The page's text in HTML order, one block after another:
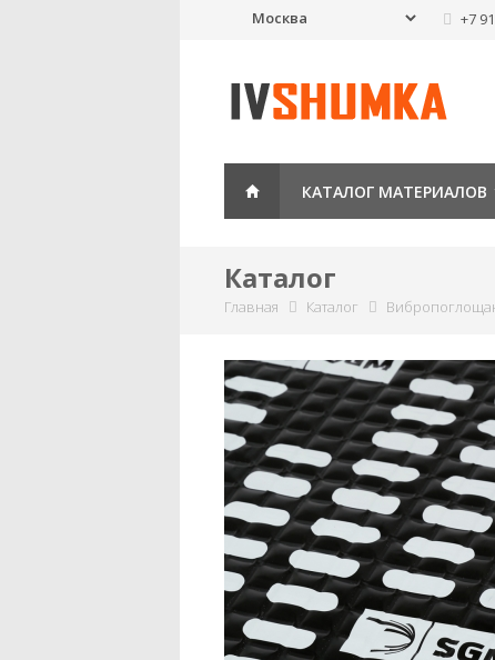
+7
КАТАЛОГ МАТЕРИАЛОВ
Каталог
Главная Каталог